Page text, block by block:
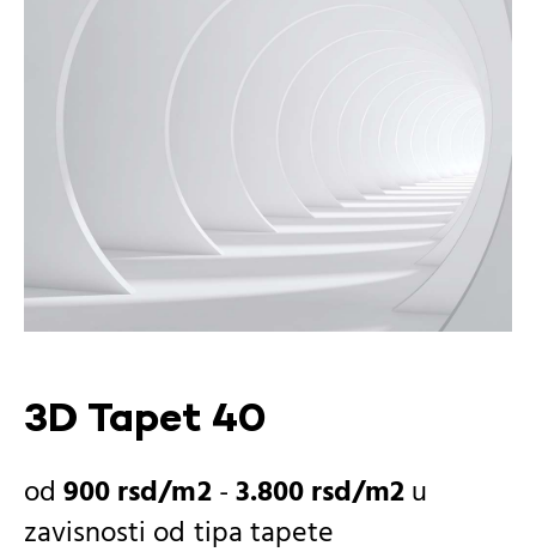
3D Tapet 40
900rsd -3.800rsd
u
zavisnosti od tipa tapete